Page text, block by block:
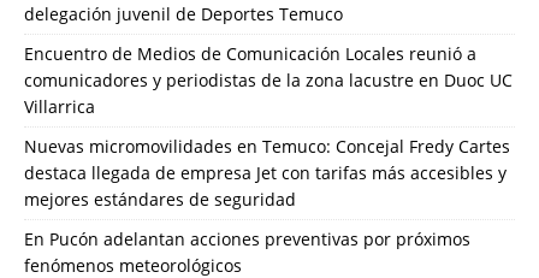
delegación juvenil de Deportes Temuco
Encuentro de Medios de Comunicación Locales reunió a
comunicadores y periodistas de la zona lacustre en Duoc UC
Villarrica
Nuevas micromovilidades en Temuco: Concejal Fredy Cartes
destaca llegada de empresa Jet con tarifas más accesibles y
mejores estándares de seguridad
En Pucón adelantan acciones preventivas por próximos
fenómenos meteorológicos